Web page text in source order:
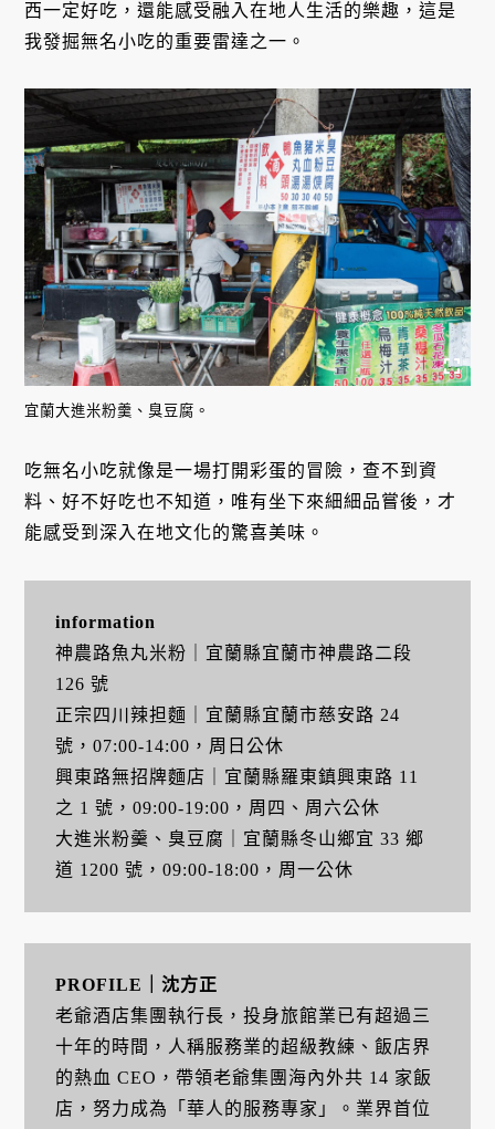
西一定好吃，還能感受融入在地人生活的樂趣，這是
我發掘無名小吃的重要雷達之一。
宜蘭大進米粉羹、臭豆腐。
吃無名小吃就像是一場打開彩蛋的冒險，查不到資
料、好不好吃也不知道，唯有坐下來細細品嘗後，才
能感受到深入在地文化的驚喜美味。
information
神農路魚丸米粉｜宜蘭縣宜蘭市神農路二段
126 號
正宗四川辣担麵｜宜蘭縣宜蘭市慈安路 24
號，07:00-14:00，周日公休
興東路無招牌麵店｜宜蘭縣羅東鎮興東路 11
之 1 號，09:00-19:00，周四、周六公休
大進米粉羹、臭豆腐｜宜蘭縣冬山鄉宜 33 鄉
道 1200 號，09:00-18:00，周一公休
PROFILE｜沈方正
老爺酒店集團執行長，投身旅館業已有超過三
十年的時間，人稱服務業的超級教練、飯店界
的熱血 CEO，帶領老爺集團海內外共 14 家飯
店，努力成為「華人的服務專家」。業界首位